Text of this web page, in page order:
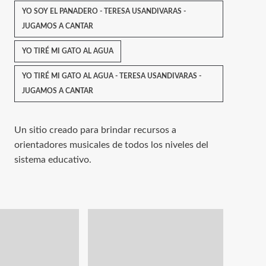
YO SOY EL PANADERO - TERESA USANDIVARAS -
JUGAMOS A CANTAR
YO TIRÉ MI GATO AL AGUA
YO TIRÉ MI GATO AL AGUA - TERESA USANDIVARAS -
JUGAMOS A CANTAR
Un sitio creado para brindar recursos a
orientadores musicales de todos los niveles del
sistema educativo.